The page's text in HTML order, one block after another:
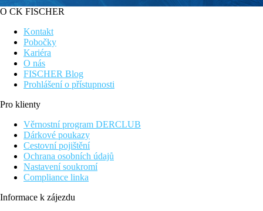
O CK FISCHER
Kontakt
Pobočky
Kariéra
O nás
FISCHER Blog
Prohlášení o přístupnosti
Pro klienty
Věrnostní program DERCLUB
Dárkové poukazy
Cestovní pojištění
Ochrana osobních údajů
Nastavení soukromí
Compliance linka
Informace k zájezdu